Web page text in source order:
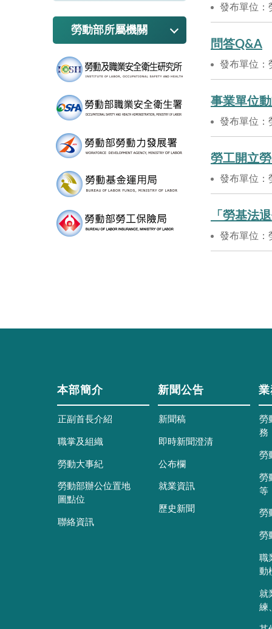
勞動部所屬機關
發布單位：
問答Q&A
發布單位：
事業單位
發布單位：
勞工開立
發布單位：
「勞基法
發布單位：
本部簡介
正副首長介紹
職掌及組織
勞動大事紀
勞動部辦公位置地
圖點位
聯絡資訊
新聞公告
新聞稿
即時新聞澄清
公布欄
就業資訊
歷史新聞
勞
務
勞
勞
等
勞
勞
職
動
就
練